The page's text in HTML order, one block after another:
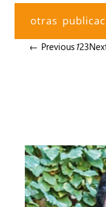
otras
← Previous123